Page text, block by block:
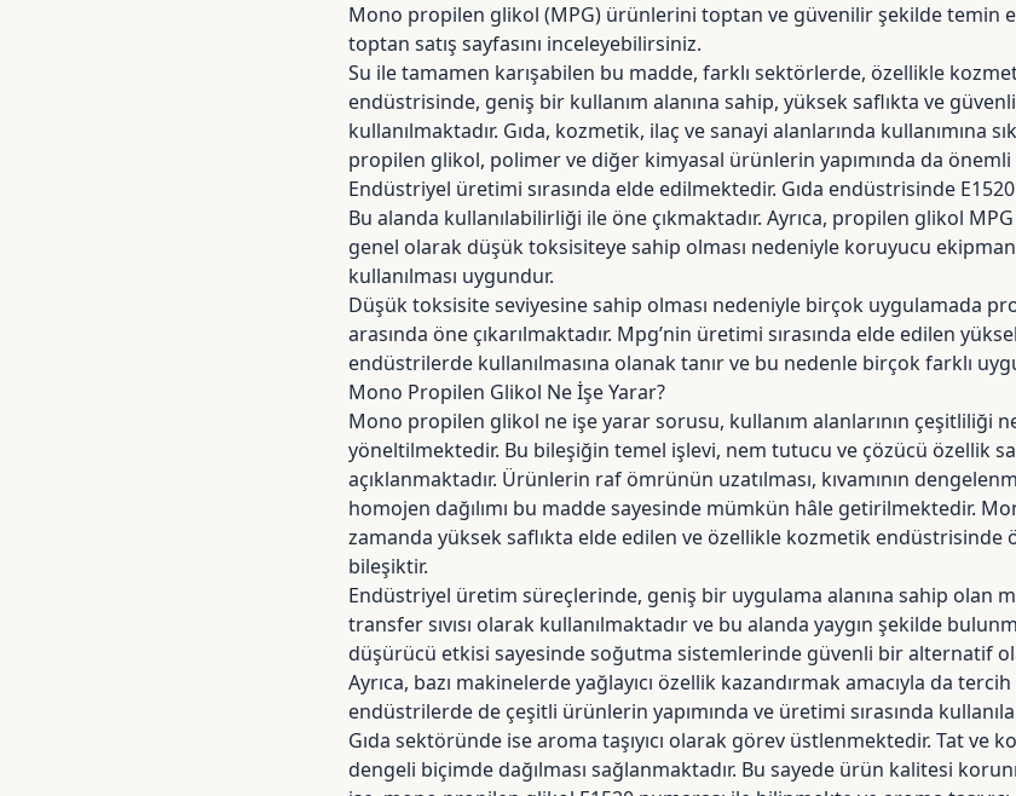
Mono propilen glikol (MPG) ürünlerini toptan ve güvenilir şekilde temin
toptan satış sayfasını inceleyebilirsiniz.
Su ile tamamen karışabilen bu madde, farklı sektörlerde, özellikle
endüstrisinde, geniş bir kullanım alanına sahip, yüksek saflıkta ve
kullanılmaktadır. Gıda, kozmetik, ilaç ve sanayi alanlarında kullanımına
propilen glikol, polimer ve diğer kimyasal ürünlerin yapımında da
Endüstriyel üretimi sırasında elde edilmektedir. Gıda endüstrisinde
Bu alanda kullanılabilirliği ile öne çıkmaktadır. Ayrıca, propilen glikol
genel olarak düşük toksisiteye sahip olması nedeniyle koruyucu
kullanılması uygundur.
Düşük toksisite seviyesine sahip olması nedeniyle birçok uygulamada
arasında öne çıkarılmaktadır. Mpg’nin üretimi sırasında elde edilen
endüstrilerde kullanılmasına olanak tanır ve bu nedenle birçok farklı
Mono Propilen Glikol Ne İşe Yarar?
Mono propilen glikol ne işe yarar sorusu, kullanım alanlarının çeşitliliği
yöneltilmektedir. Bu bileşiğin temel işlevi, nem tutucu ve çözücü özellik
açıklanmaktadır. Ürünlerin raf ömrünün uzatılması, kıvamının
homojen dağılımı bu madde sayesinde mümkün hâle getirilmektedir.
zamanda yüksek saflıkta elde edilen ve özellikle kozmetik
bileşiktir.
Endüstriyel üretim süreçlerinde, geniş bir uygulama alanına sahip olan
transfer sıvısı olarak kullanılmaktadır ve bu alanda yaygın şekilde
düşürücü etkisi sayesinde soğutma sistemlerinde güvenli bir alternatif
Ayrıca, bazı makinelerde yağlayıcı özellik kazandırmak amacıyla da
endüstrilerde de çeşitli ürünlerin yapımında ve üretimi sırasında
Gıda sektöründe ise aroma taşıyıcı olarak görev üstlenmektedir. Tat ve
dengeli biçimde dağılması sağlanmaktadır. Bu sayede ürün kalitesi